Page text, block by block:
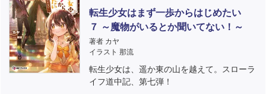
転生少女はまず一歩からはじめたい
７ ～魔物がいるとか聞いてない！～
著者 カヤ
イラスト 那流
転生少女は、遥か東の山を越えて。スローラ
イフ道中記、第七弾！